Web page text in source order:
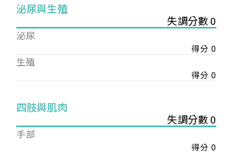
泌尿與生殖
失調分數 0
泌尿
得分 0
生殖
得分 0
四肢與肌肉
失調分數 0
手部
得分 0
您已成功送出會員申請
您好，您的會員申請，已成功送出，經本協會理事
會審核通過後即通知您進行繳費，繳費資訊如下